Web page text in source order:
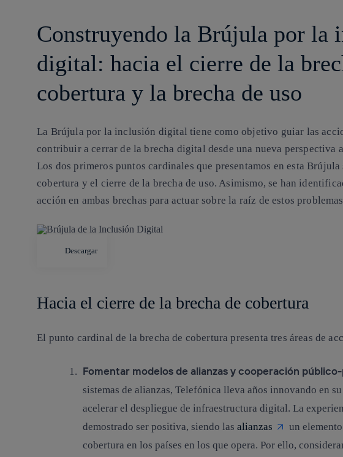
Construyendo la Brújula por la
digital: hacia el cierre de la
cobertura y la brecha de uso
La Brújula por la inclusión digital tiene como objetivo guiar las
contribuir a cerrar de la brecha digital desde una nueva perspectiva
Los dos primeros puntos cardinales que presentamos en esta
cobertura y el cierre de la brecha de uso. Asimismo, se han
acción en ambas brechas para actuar sobre la raíz de estos
Descargar
Hacia el cierre de la brecha de cobertura
El punto cardinal de la brecha de cobertura presenta tres áreas de
Fomentar modelos de alianzas y cooperación
sistemas de alianzas, Telefónica lleva años innovando en
acelerar el despliegue de infraestructura digital. La
demostrado ser positiva, siendo las alianzas
un
cobertura en los países en los que opera. Por ello,